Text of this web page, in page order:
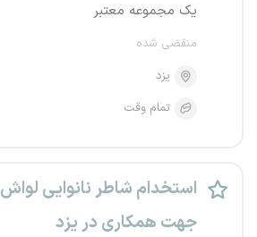
یک مجموعه معتبر
منقضی شده
یزد
تمام وقت
استخدام شاطر نانوایی لواش
جهت همکاری در یزد